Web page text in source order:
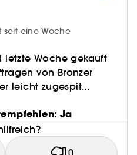
seit eine Woche
letzte Woche gekauft
von Bronzer
leicht zugespit...
Ja